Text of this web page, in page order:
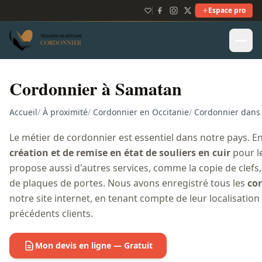
Espace pro
Cordonnier à Samatan
Accueil/ À proximité/ Cordonnier en Occitanie/ Cordonnier dans
Le métier de cordonnier est essentiel dans notre pays.
création et de remise en état de souliers en cuir pour
propose aussi d'autres services, comme la copie de
de plaques de portes. Nous avons enregistré tous les
notre site internet, en tenant compte de leur
précédents clients.
Mon devis en ligne — Gratuit